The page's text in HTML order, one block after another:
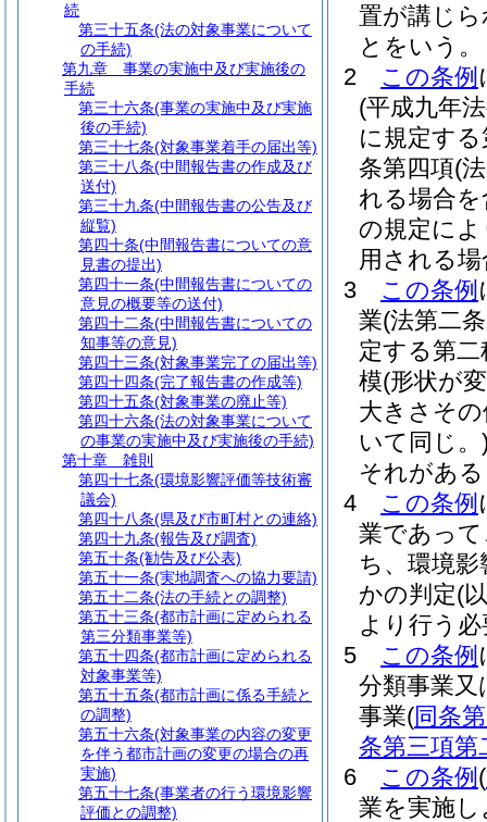
置が講じ
とをいう。
2
この条例
(平成九年
に規定す
条第四項(
れる場合
の規定に
用される
3
この条例
業(法第二
定する第
模(形状が
大きさそ
いて同じ。
それがあ
4
この条例
業であっ
ち、環境
かの判定(
より行う
5
この条例
分類事業又
事業(同条
条第三項第
6
この条例 (
業を実施
続
第三十五条(法の対象事業について
の手続)
第九章
事業の実施中及び実施後の
手続
第三十六条(事業の実施中及び実施
後の手続)
第三十七条(対象事業着手の届出等)
第三十八条(中間報告書の作成及び
送付)
第三十九条(中間報告書の公告及び
縦覧)
第四十条(中間報告書についての意
見書の提出)
第四十一条(中間報告書についての
意見の概要等の送付)
第四十二条(中間報告書についての
知事等の意見)
第四十三条(対象事業完了の届出等)
第四十四条(完了報告書の作成等)
第四十五条(対象事業の廃止等)
第四十六条(法の対象事業について
の事業の実施中及び実施後の手続)
第十章
雑則
第四十七条(環境影響評価等技術審
議会)
第四十八条(県及び市町村との連絡)
第四十九条(報告及び調査)
第五十条(勧告及び公表)
第五十一条(実地調査への協力要請)
第五十二条(法の手続との調整)
第五十三条(都市計画に定められる
第三分類事業等)
第五十四条(都市計画に定められる
対象事業等)
第五十五条(都市計画に係る手続と
の調整)
第五十六条(対象事業の内容の変更
を伴う都市計画の変更の場合の再
実施)
第五十七条(事業者の行う環境影響
評価との調整)